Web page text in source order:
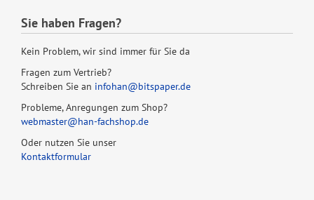
Sie haben Fragen?
Kein Problem, wir sind immer für Sie da
Fragen zum Vertrieb?
Schreiben Sie an infohan@bitspaper.de
Probleme, Anregungen zum Shop?
webmaster@han-fachshop.de
Oder nutzen Sie unser
Kontaktformular